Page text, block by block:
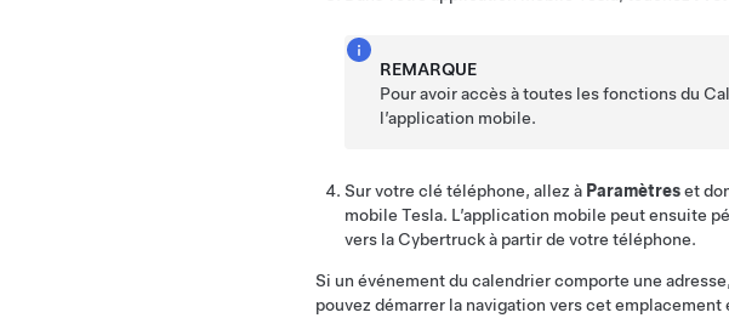
REMARQUE
Pour avoir accès à toutes les fonctions du
l’application mobile.
Sur votre clé téléphone, allez à Paramètreset
mobile Tesla. L’application mobile peut ensuite
vers la Cybertruckà partir de votre téléphone.
Si un événement du calendrier comporte une
pouvez démarrer la navigation vers cet emplacement